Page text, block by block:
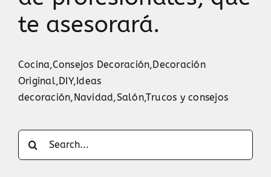
te asesorará.
Cocina,Consejos Decoración,Decoración
Original,DIY,Ideas
decoración, Navidad,Salón,Trucos y consejos
Search
for: